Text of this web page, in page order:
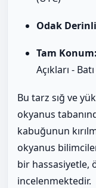
Odak
Tam Konum:
Açıkları -
Bu tarz sığ ve
okyanus
kabuğunun
okyanus
bir hassasiyetle,
incelenmektedir.